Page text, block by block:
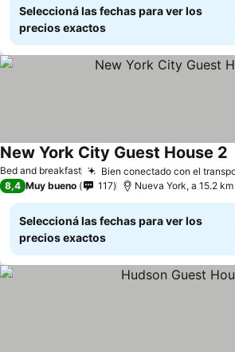
Seleccioná las fechas para ver los
precios exactos
Bed and breakfast Bien conectado con el
New York City Guest House 2
8,4 Muy bueno 117 Nueva York, a 15.2
Seleccioná las fechas para ver los
precios exactos